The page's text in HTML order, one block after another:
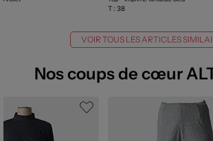
T : 38
VOIR TOUS LES ARTICLES
Nos coups de cœur